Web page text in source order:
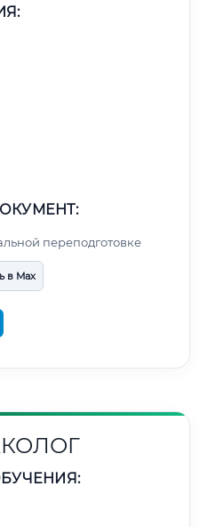
переподготовке
в Max